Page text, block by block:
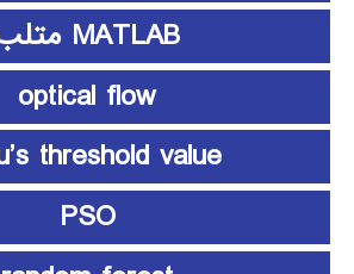
MATLAB متلب
optical flow
threshold value
PSO